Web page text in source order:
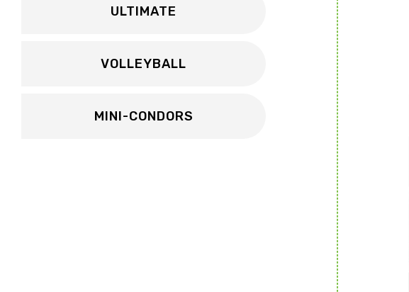
ULTIMATE
VOLLEYBALL
MINI-CONDORS